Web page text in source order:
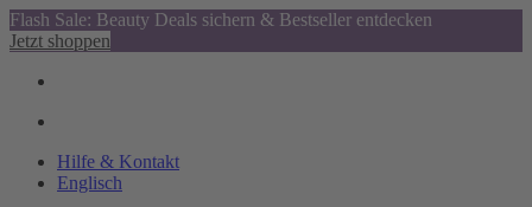
Flash Sale: Beauty Deals sichern & Bestseller entdecken
Jetzt shoppen
Hilfe & Kontakt
Englisch